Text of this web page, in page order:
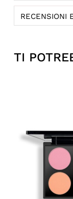
RECENSIONI
TI